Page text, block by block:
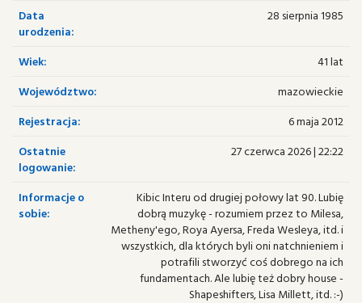
Data
urodzenia:
28 sierpnia 1985
Wiek:
41 lat
Województwo:
mazowieckie
Rejestracja:
6 maja 2012
Ostatnie
logowanie:
27 czerwca 2026 | 22:22
Informacje o
sobie:
Kibic Interu od drugiej połowy lat 90. Lubię
dobrą muzykę - rozumiem przez to Milesa,
Metheny'ego, Roya Ayersa, Freda Wesleya, itd. i
wszystkich, dla których byli oni natchnieniem i
potrafili stworzyć coś dobrego na ich
fundamentach. Ale lubię też dobry house -
Shapeshifters, Lisa Millett, itd. :-)